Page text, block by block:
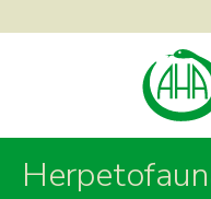
Asociación Herpetológica
Lagartijas y Anfisbenas>